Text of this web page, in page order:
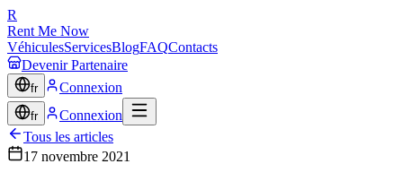
R
Rent Me Now
VéhiculesServicesBlogFAQContacts
Devenir Partenaire
fr Connexion
fr
Connexion
Tous les articles
17 novembre 2021